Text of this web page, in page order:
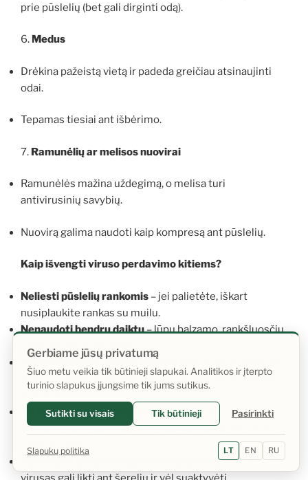
prie pūslelių (bet gali dirginti odą).
6. Medus
Drėkina pažeistą vietą ir padeda greičiau atsinaujinti
odai.
Tepamas tiesiai ant išbėrimo.
7. Ramunėlių ar melisos nuovirai
Ramunėlės mažina uždegimą, o melisa turi
antivirusinių savybių.
Nuovirą galima naudoti kaip kompresą ant pūslelių.
Kaip išvengti viruso perdavimo kitiems?
Neliesti pūslelių rankomis – jei palietėte, iškart
nusiplaukite rankas su muilu.
Nenaudoti bendrų daiktų– lūpų balzamo, rankšluosčių,
stalo įrankių ar puodelių.
Vengti bučinių ir artimo kontakto
ypač su vaikais ir asmenimis su susilpnėjusia imunine
Jei įmanoma, dėvėti kaukę– ji padeda išvengti rankų
kontakto su veidu ir lūpomis, kas gali sumažinti viruso
plitimo riziką.
Keisti dantų šepetėlį po herpeso paūmėjimo, nes
Gerbiame jūsų privatumą
Šiuo metu veikia tik būtinieji slapukai. Analitikos ir įterpto
turinio slapukus įjungsime tik jums sutikus.
Sutikti su visais Tik būtinieji Pasirinkti
Slapukų politika LT EN RU